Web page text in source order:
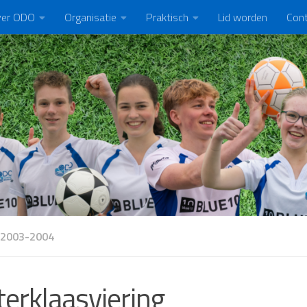
ODO Organisatie Praktisch Lid worden
2004